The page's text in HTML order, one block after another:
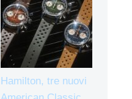
Hamilton, tre nuovi